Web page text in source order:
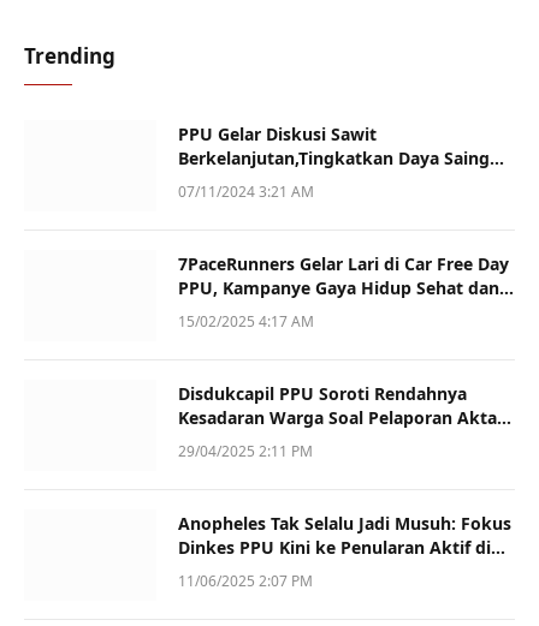
Trending
PPU Gelar Diskusi Sawit
Berkelanjutan,Tingkatkan Daya Saing
dan Kualitas
07/11/2024 3:21 AM
7PaceRunners Gelar Lari di Car Free Day
PPU, Kampanye Gaya Hidup Sehat dan
Dukung UMKM
15/02/2025 4:17 AM
Disdukcapil PPU Soroti Rendahnya
Kesadaran Warga Soal Pelaporan Akta
Kematian
29/04/2025 2:11 PM
Anopheles Tak Selalu Jadi Musuh: Fokus
Dinkes PPU Kini ke Penularan Aktif di
Sotek
11/06/2025 2:07 PM